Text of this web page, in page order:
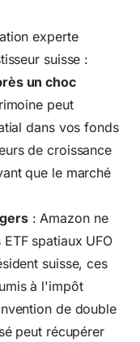
experte
suisse :
un choc
peut
dans vos fonds
de croissance
que le marché
: Amazon ne
spatiaux UFO
suisse, ces
à l'impôt
de double
peut récupérer